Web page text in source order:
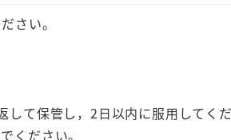
さい。
て保管し，2日以内に服用してくだ
ください。